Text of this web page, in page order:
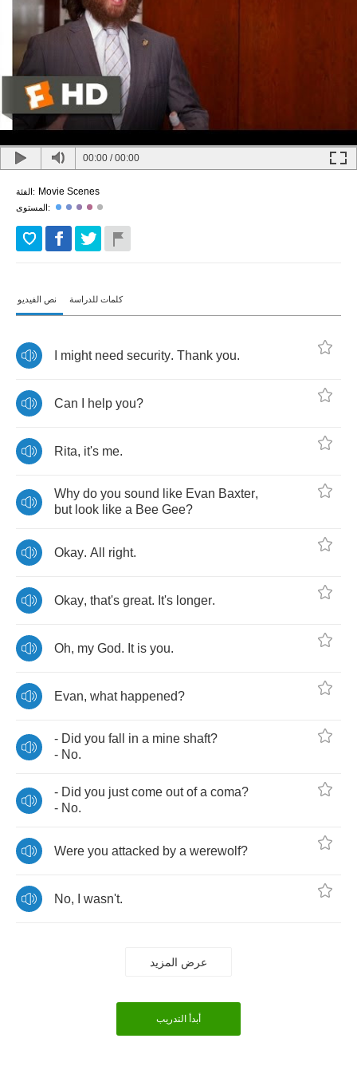
00:00 /00:00
الفئة: Movie Scenes
المستوى:
نص الفيديو كلمات للدراسة
might need security. Thank you.
Can help you?
Rita, it's me.
Why do you sound like Evan Baxter,
but look like a Bee Gee?
Okay. All right.
Okay, that's great. It's longer.
Oh, my God. It is you.
Evan, what happened?
- Did you fall in a mine shaft?
- No.
- Did you just come out of a coma?
- No.
Were you attacked by a werewolf?
No, wasn't.
عرض المزيد
أبدأ التدريب